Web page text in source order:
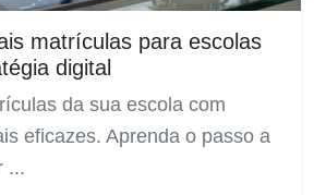
matrículas para escolas
digital
da sua escola com
eficazes. Aprenda o passo a
...